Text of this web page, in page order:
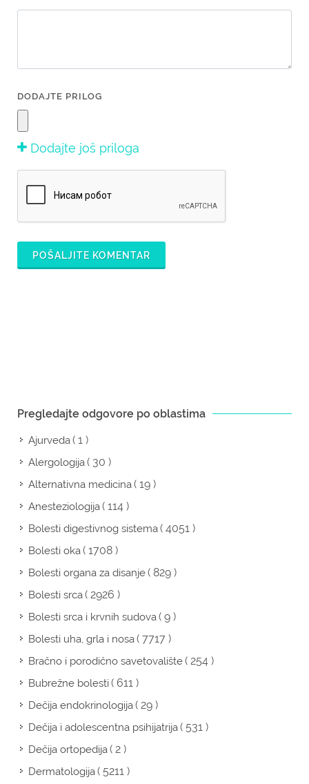
DODAJTE PRILOG
Dodajte još priloga
POŠALJITE KOMENTAR
Pregledajte odgovore po oblastima
Ajurveda( 1 )
Alergologija( 30 )
Alternativna medicina( 19 )
Anesteziologija( 114 )
Bolesti digestivnog sistema( 4051 )
Bolesti oka( 1708 )
Bolesti organa za disanje( 829 )
Bolesti srca( 2926 )
Bolesti srca i krvnih sudova( 9 )
Bolesti uha, grla i nosa( 7717 )
Bračno i porodično savetovalište( 254 )
Bubrežne bolesti( 611 )
Dečija endokrinologija( 29 )
Dečija i adolescentna psihijatrija( 531 )
Dečija ortopedija( 2 )
Dermatologija( 5211 )